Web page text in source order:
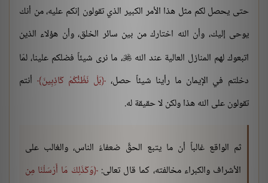
حتى يحصل لكم مثل هذا الأمر الكبير الذي تقولون إنكم عليه، من أنك
يوحى إليك، وأن الله اختارك من بين سائر الخلق، وأن هؤلاء الذين
اتبعوك لهم المنازل العالية عند الله، ما نرى شيئاً فضلكم علينا، لمّا
دخلتم في الإيمان ما رأينا شيئاً حصل، بَلْ نَظُنُّكُمْ كَاذِبِينَ
أنتم
تقولون على الله هذا ولكن لا حقيقة له.
ثم الواقع غالباً أن ما يتبع الحقَّ ضعفاءُ الناس، والغالب على
الأشراف والكبراء مخالفته، كما قال تعالى: وَكَذَلِكَ مَا أَرْسَلْنَا مِن